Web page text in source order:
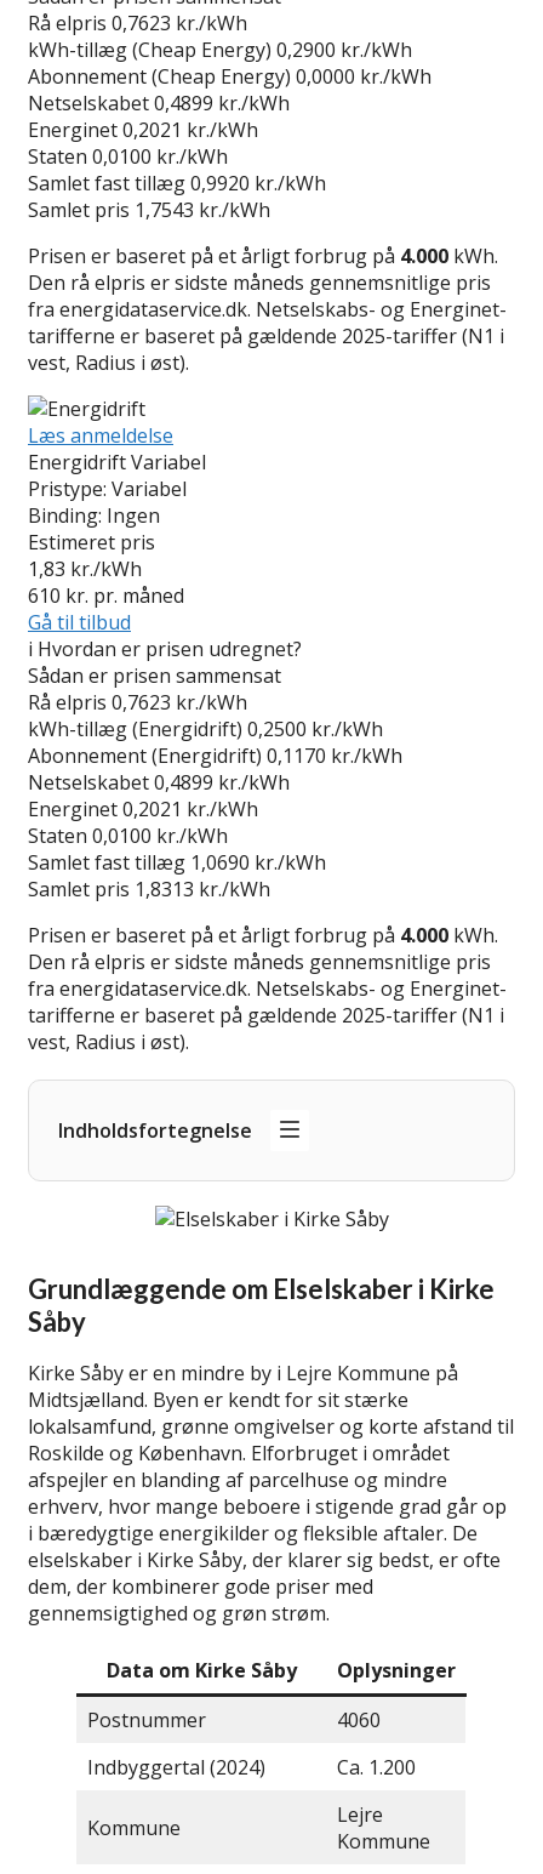
Rå elpris 0,7623 kr./kWh
kWh-tillæg (Cheap Energy) 0,2900 kr./kWh
Abonnement (Cheap Energy) 0,0000 kr./kWh
Netselskabet0,4899 kr./kWh
Energinet0,2021 kr./kWh
Staten 0,0100 kr./kWh
Samlet fast tillæg0,9920 kr./kWh
Samlet pris 1,7543 kr./kWh
Prisen er baseret på et årligt forbrug på 4.000 kWh.
Den rå elpris er sidste måneds gennemsnitlige pris
fra energidataservice.dk. Netselskabs- og Energinet-
tarifferne er baseret på gældende 2025-tariffer (N1 i
vest, Radius i øst).
Læs anmeldelse
Energidrift Variabel
Pristype: Variabel
Binding: Ingen
Estimeret pris
1,83 kr./kWh
610 kr. pr. måned
Gå til tilbud
i Hvordan er prisen udregnet?
Sådan er prisen sammensat
Rå elpris 0,7623 kr./kWh
kWh-tillæg (Energidrift) 0,2500 kr./kWh
Abonnement (Energidrift) 0,1170 kr./kWh
Netselskabet0,4899 kr./kWh
Energinet0,2021 kr./kWh
Staten 0,0100 kr./kWh
Samlet fast tillæg 1,0690 kr./kWh
Samlet pris 1,8313 kr./kWh
Prisen er baseret på et årligt forbrug på 4.000 kWh.
Den rå elpris er sidste måneds gennemsnitlige pris
fra energidataservice.dk. Netselskabs- og Energinet-
tarifferne er baseret på gældende 2025-tariffer (N1 i
vest, Radius i øst).
Indholdsfortegnelse
Grundlæggende om Elselskaber i Kirke
Såby
Kirke Såby er en mindre by i Lejre Kommune på
Midtsjælland. Byen er kendt for sit stærke
lokalsamfund, grønne omgivelser og korte afstand til
Roskilde og København. Elforbruget i området
afspejler en blanding af parcelhuse og mindre
erhverv, hvor mange beboere i stigende grad går op
i bæredygtige energikilder og fleksible aftaler. De
elselskaber i Kirke Såby, der klarer sig bedst, er ofte
dem, der kombinerer gode priser med
gennemsigtighed og grøn strøm.
Data om Kirke Såby
Oplysninger
Postnummer
4060
Indbyggertal (2024)
Ca. 1.200
Kommune
Lejre
Kommune